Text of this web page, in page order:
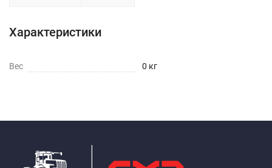
Характеристики
Вес 0 кг